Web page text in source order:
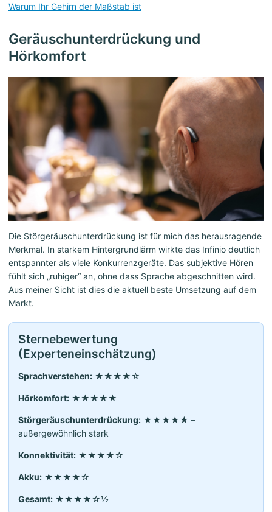
Warum Ihr Gehirn der Maßstab ist
Geräuschunterdrückung und
Hörkomfort
Die Störgeräuschunterdrückung ist für mich das herausragende
Merkmal. In starkem Hintergrundlärm wirkte das Infinio deutlich
entspannter als viele Konkurrenzgeräte. Das subjektive Hören
fühlt sich „ruhiger“ an, ohne dass Sprache abgeschnitten wird.
Aus meiner Sicht ist dies die aktuell beste Umsetzung auf dem
Markt.
Sternebewertung
(Experteneinschätzung)
Sprachverstehen: ★★★★☆
Hörkomfort: ★★★★★
Störgeräuschunterdrückung: ★★★★★ –
außergewöhnlich stark
Konnektivität: ★★★★☆
Akku: ★★★★☆
Gesamt: ★★★★☆½